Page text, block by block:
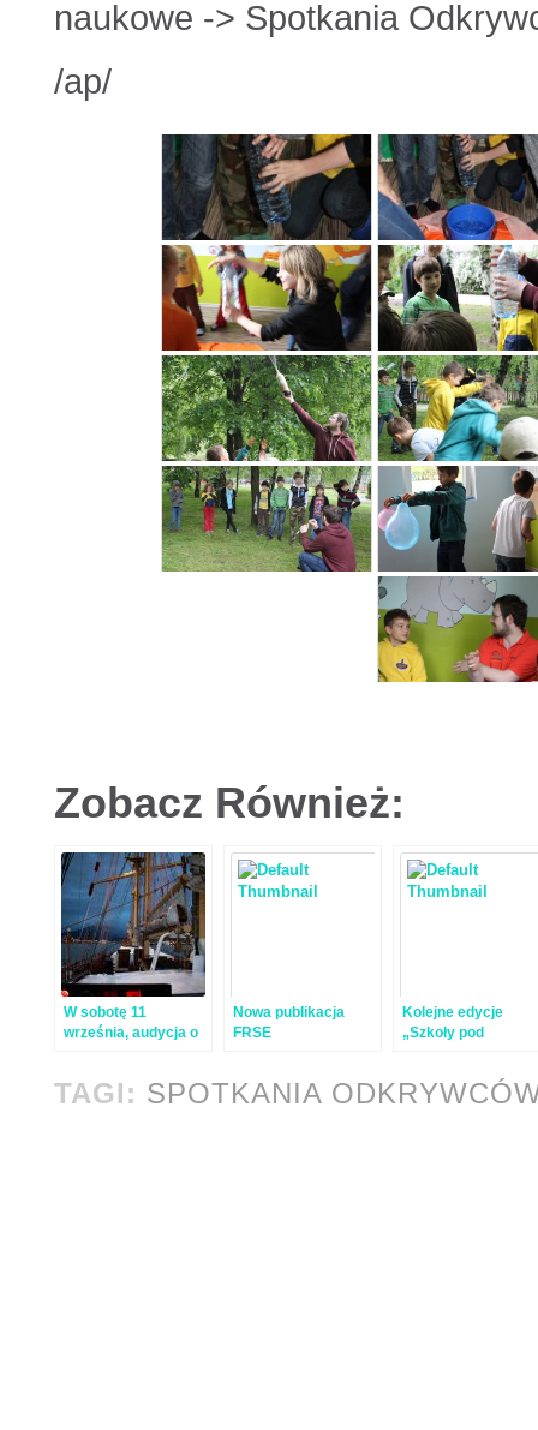
naukowe -> Spotkania
/ap/
Zobacz Również:
W sobotę 11
września, audycja o
Nowa publikacja
FRSE
Kolejne edycje
„Szkoły pod
TAGI: SPOTKANIA